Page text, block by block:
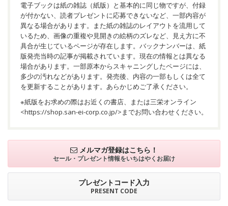
電子ブックは紙の雑誌（紙版）と基本的に同じ物ですが、付録
が付かない、読者プレゼントに応募できないなど、一部内容が
異なる場合があります。また紙の雑誌のレイアウトを流用して
いるため、画像の重複や見開きの絵柄のズレなど、見え方に不
具合が生じているページが存在します。バックナンバーは、紙
版発売当時の記事が掲載されています。現在の情報とは異なる
場合があります。一部原本からスキャニングしたページには、
多少の汚れなどがあります。発売後、内容の一部もしくは全て
を更新することがあります。あらかじめご了承ください。
※紙版をお求めの際はお近くの書店、または三栄オンライン
<https://shop.san-ei-corp.co.jp/>までお問い合わせください。
メルマガ登録はこちら！
セール・プレゼント情報をいちはやくお届け
プレゼントコード入力
PRESENT CODE